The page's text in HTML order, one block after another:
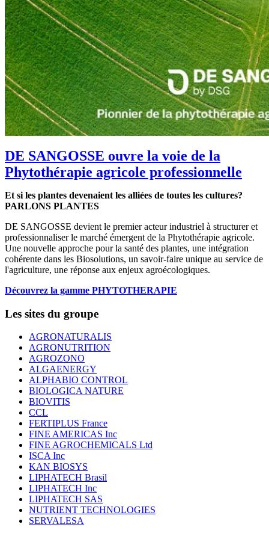
DE SANGOSSE ouvre la voie de la
Phytothérapie agricole professionnelle
Et si les plantes devenaient les alliées de toutes les cultures?
PARLONS PLANTES
DE SANGOSSE devient le premier acteur industriel à structurer et
professionnaliser le marché émergent de la Phytothérapie agricole.
Une nouvelle approche pour la santé des plantes, une intégration
cohérente dans les Biosolutions, un savoir-faire unique au service de
l'agriculture, une réponse aux enjeux agroécologiques.
Découvrez la gamme PHYTOTHERAPIE
Les sites du groupe
AGRONATURALIS
AGRONUTRITION
AGROZONO
ALGAENERGY
ALPHABIO CONTROL
BIOLOGICA NATURE
BIOVITIS
CCL
FERTIPLUS France
FINE AMERICAS Inc
FINE AGROCHEMICALS Ltd
ISCA Inc
KAN BIOSYS
LIPHATECH Brasil
LIPHATECH Inc
LIPHATECH SAS
NUTRIENT TECHNOLOGIES
SERVALESA